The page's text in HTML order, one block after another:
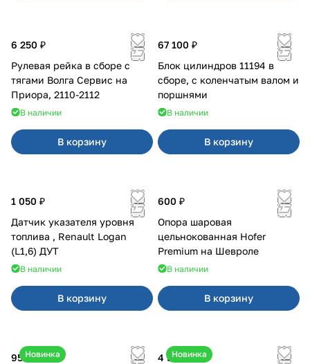
6 250 ₽
Рулевая рейка в сборе с
тягами Волга Сервис на
Приора, 2110-2112
В наличии
В корзину
67 100 ₽
Блок цилиндров 11194 в
сборе, с коленчатым валом и
поршнями
В наличии
В корзину
1 050 ₽
Датчик указателя уровня
топлива , Renault Logan
(L1,6) ДУТ
В наличии
В корзину
600 ₽
Опора шаровая
цельнокованная Hofer
Premium на Шевроле
В наличии
В корзину
Новинка
950 ₽
Новинка
4 550 ₽